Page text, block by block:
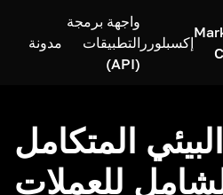
إكسبلورر
واجهة برمجة
التطبيقات
(API)
مدونة
المتكامل
للعملات